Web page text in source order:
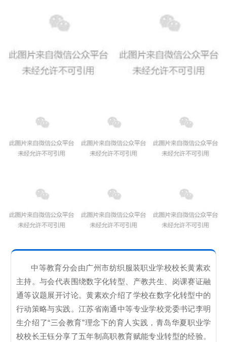
中等教育分会由广州市纺织服装职业学校校长黄素欢
主持。与会代表围绕数字化转型、产教共生、岗课赛证融
通等议题展开讨论。黄素欢介绍了学校在数字化转型中的
行动策略与实践。江苏省南通中等专业学校党委书记李明
生介绍了“三会教育”理念下的育人实践，青岛华夏职业学
校校长王钰分享了五年制高职教育赋能专业转型的经验。